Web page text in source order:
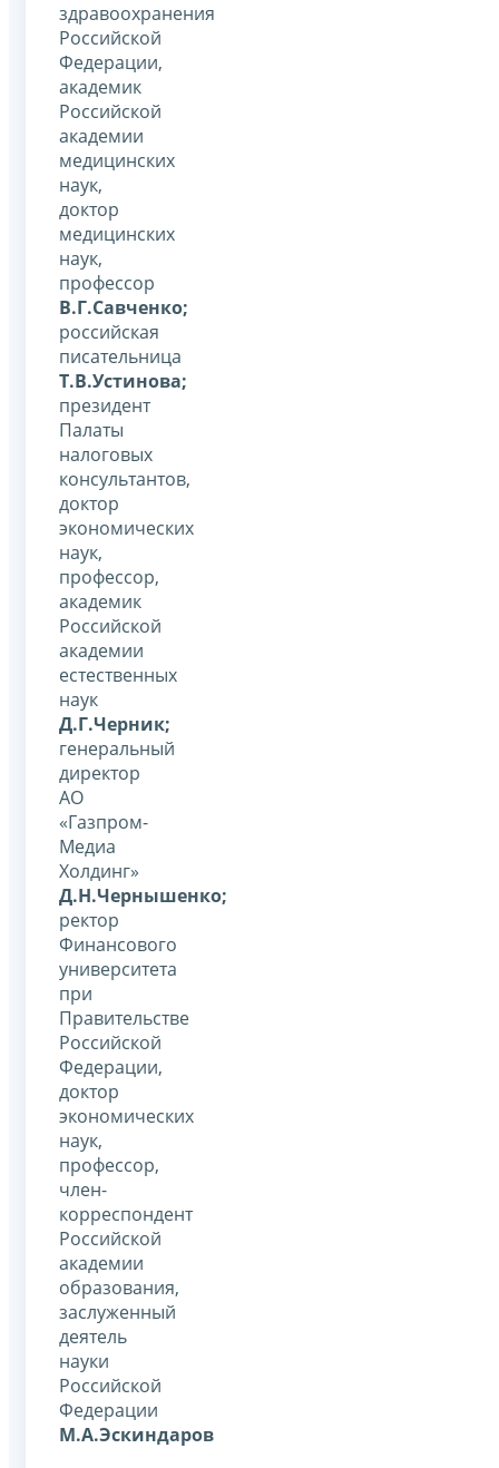
здравоохранения
Российской
Федерации,
академик
Российской
академии
медицинских
наук,
доктор
медицинских
наук,
профессор
В.Г.Савченко;
российская
писательница
Т.В.Устинова;
президент
Палаты
налоговых
консультантов,
доктор
экономических
наук,
профессор,
академик
Российской
академии
естественных
наук
Д.Г.Черник;
генеральный
директор
АО
«Газпром-
Медиа
Холдинг»
Д.Н.Чернышенко;
ректор
Финансового
университета
при
Правительстве
Российской
Федерации,
доктор
экономических
наук,
профессор,
член-
корреспондент
Российской
академии
образования,
заслуженный
деятель
науки
Российской
Федерации
М.А.Эскиндаров